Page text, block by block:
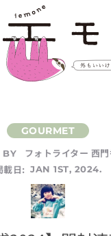
BY
フォトライター 西
載日: JAN 1ST, 2024.